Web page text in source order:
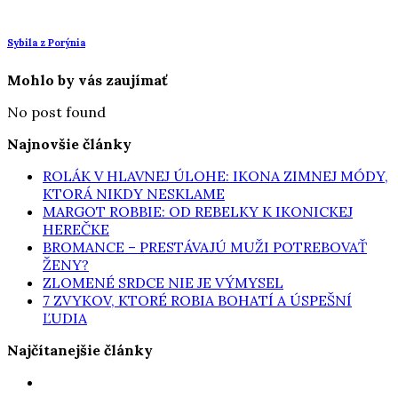
Sybila z Porýnia
Mohlo by vás zaujímať
No post found
Najnovšie články
ROLÁK V HLAVNEJ ÚLOHE: IKONA ZIMNEJ MÓDY,
KTORÁ NIKDY NESKLAME
MARGOT ROBBIE: OD REBELKY K IKONICKEJ
HEREČKE
BROMANCE – PRESTÁVAJÚ MUŽI POTREBOVAŤ
ŽENY?
ZLOMENÉ SRDCE NIE JE VÝMYSEL
7 ZVYKOV, KTORÉ ROBIA BOHATÍ A ÚSPEŠNÍ
ĽUDIA
Najčítanejšie články